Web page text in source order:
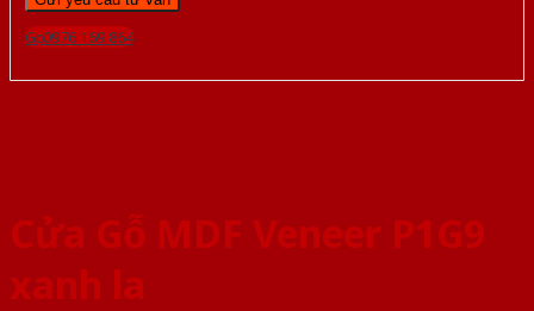
Gọi 0976.169.864
Cửa Gỗ MDF Veneer P1G9
xanh la